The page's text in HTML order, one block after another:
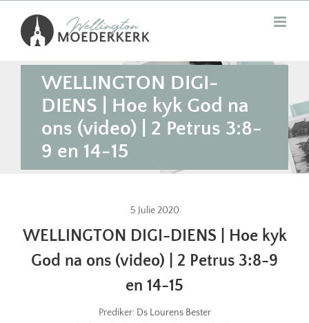
content
WELLINGTON DIGI-
DIENS | Hoe kyk God na
ons (video) | 2 Petrus 3:8-
9 en 14-15
5 Julie 2020
WELLINGTON DIGI-DIENS | Hoe kyk
God na ons (video) | 2 Petrus 3:8-9
en 14-15
Prediker: Ds Lourens Bester